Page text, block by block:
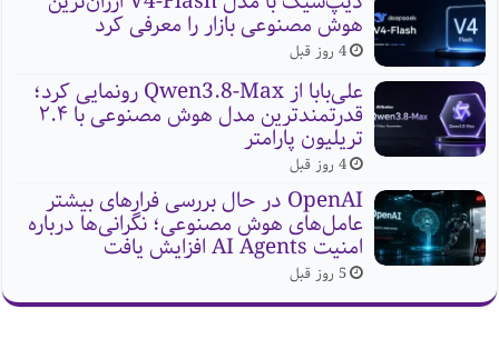
هوش مصنوعی بازار را معرفی کرد
4 روز قبل
علی‌بابا از Qwen3.8-Max رونمایی کرد؛
قدرتمندترین مدل هوش مصنوعی با ۲.۴
تریلیون پارامتر
4 روز قبل
OpenAI در حال بررسی فرارهای بیشتر
عامل‌های هوش مصنوعی؛ نگرانی‌ها درباره
امنیت AI Agents افزایش یافت
5 روز قبل